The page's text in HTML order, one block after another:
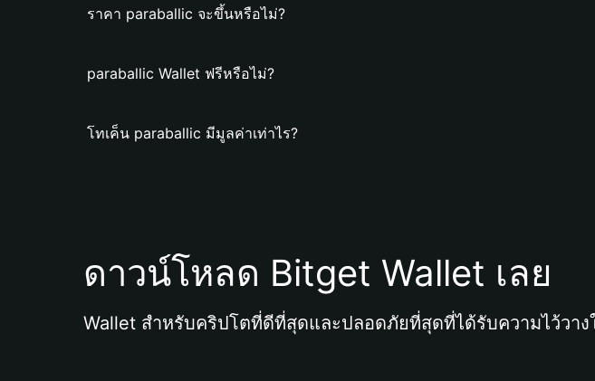
ราคา paraballic จะขึ้นหรือไม่?
paraballic Wallet ฟรีหรือไม่?
โทเค็น paraballic มีมูลค่าเท่าไร?
ดาวน์โหลด Bitget Wallet เลย
Wallet สำหรับคริปโตที่ดีที่สุดและปลอดภัยที่สุดที่ได้รับความไว้วา